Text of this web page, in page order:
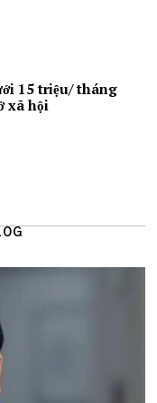
15 triệu/ tháng
xã hội